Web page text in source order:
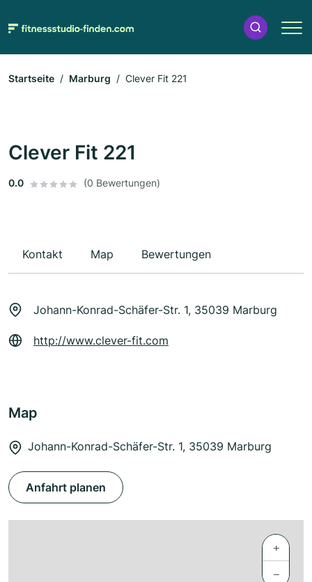
Startseite Marburg Clever Fit 221
Clever Fit 221
0.0 (0 Bewertungen)
Kontakt Map Bewertungen
Johann-Konrad-Schäfer-Str. 1, 35039 Marburg
http://www.clever-fit.com
Map
Johann-Konrad-Schäfer-Str. 1, 35039 Marburg
Anfahrt planen
+
−